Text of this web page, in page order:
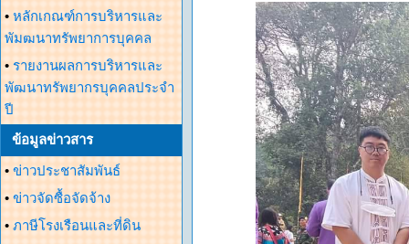
• หลักเกณฑ์การบริหารและ
พัมฒนาทรัพยาการบุคคล
• รายงานผลการบริหารและ
พัฒนาทรัพยากรบุคคลประจำ
ปี
ข้อมูลข่าวสาร
• ข่าวประชาสัมพันธ์
• ข่าวจัดซื้อจัดจ้าง
• ภาษีโรงเรือนและที่ดิน